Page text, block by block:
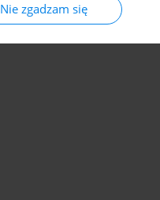
Nie zgadzam się